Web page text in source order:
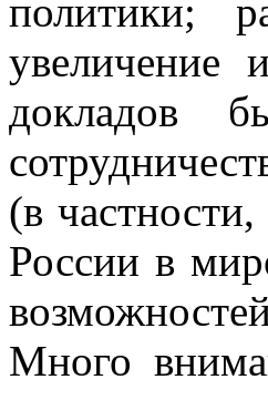
политики;
увеличение
докладов
(в
России в
Много